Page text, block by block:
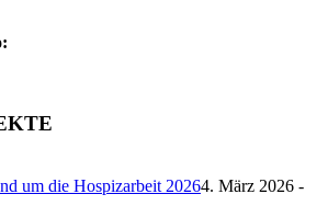
um die Hospizarbeit 20264. März 2026 -